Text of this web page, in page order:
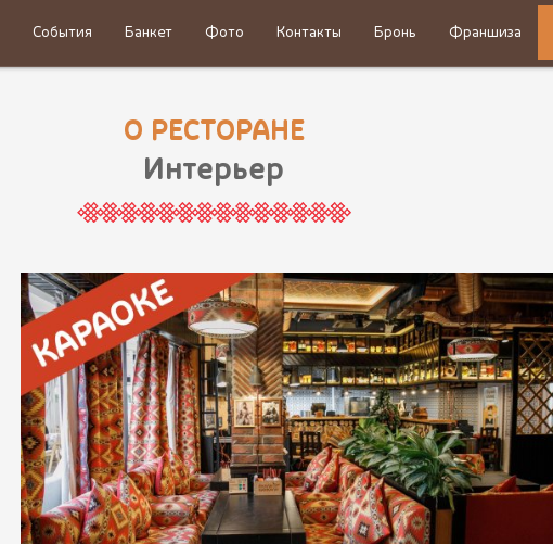
События Банкет Фото Контакты Бронь Франшиза
О РЕСТОРАНЕ
Интерьер